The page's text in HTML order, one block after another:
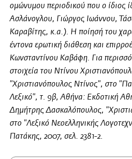
ομώνυμου περιοδικού που ο ίδιος
Ασλάνογλου, Γιώργος Ιωάννου,
Καραβίτης, κ.α.). Η ποίησή του
έντονα ερωτική διάθεση και
Κωνσταντίνου Καβάφη. Για
στοιχεία του Ντίνου
"Χριστιανόπουλος Ντίνος", στο
Λεξικό", τ. 9β, Αθήνα: Εκδοτική
Δημήτρης Δασκαλόπουλος,
στο "Λεξικό Νεοελληνικής
Πατάκης, 2007, σελ. 2381-2.